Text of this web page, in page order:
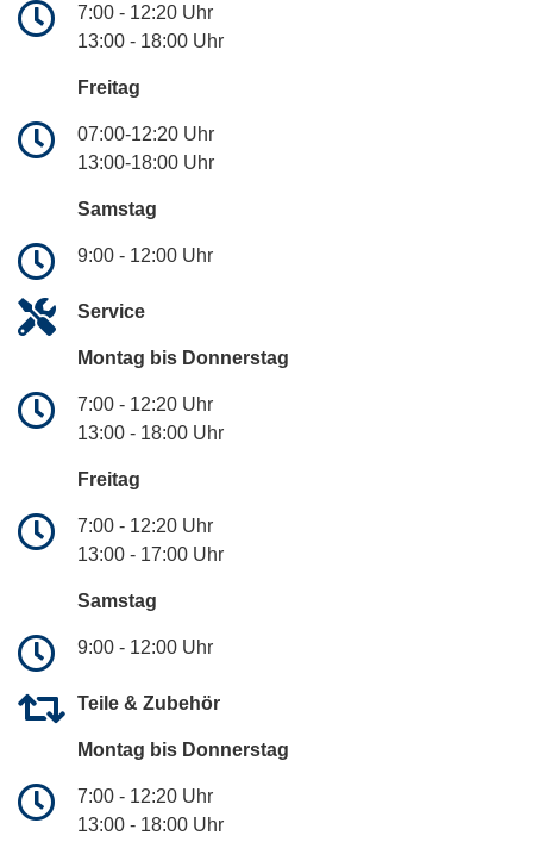
7:00 - 12:20 Uhr
13:00 - 18:00 Uhr
Freitag
07:00-12:20 Uhr
13:00-18:00 Uhr
Samstag
9:00 - 12:00 Uhr
Service
Montag bis Donnerstag
7:00 - 12:20 Uhr
13:00 - 18:00 Uhr
Freitag
7:00 - 12:20 Uhr
13:00 - 17:00 Uhr
Samstag
9:00 - 12:00 Uhr
Teile & Zubehör
Montag bis Donnerstag
7:00 - 12:20 Uhr
13:00 - 18:00 Uhr